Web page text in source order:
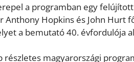
a programban egy
Anthony Hopkins és John Hurt
a bemutató 40. évfordulója
magyarországi